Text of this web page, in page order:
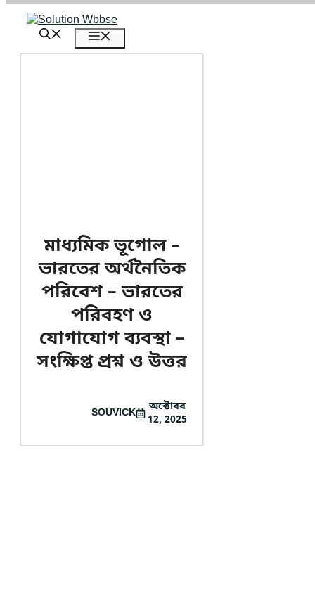
এড়িেয়
লেখায়
মাধ্যমিক ভূগোল –
ভারতের অর্থনৈতিক
পরিবেশ – ভারতের
পরিবহণ ও
যোগাযোগ ব্যবস্থা –
সংক্ষিপ্ত প্রশ্ন ও উত্তর
SOUVICK
অক্টোবর
12, 2025